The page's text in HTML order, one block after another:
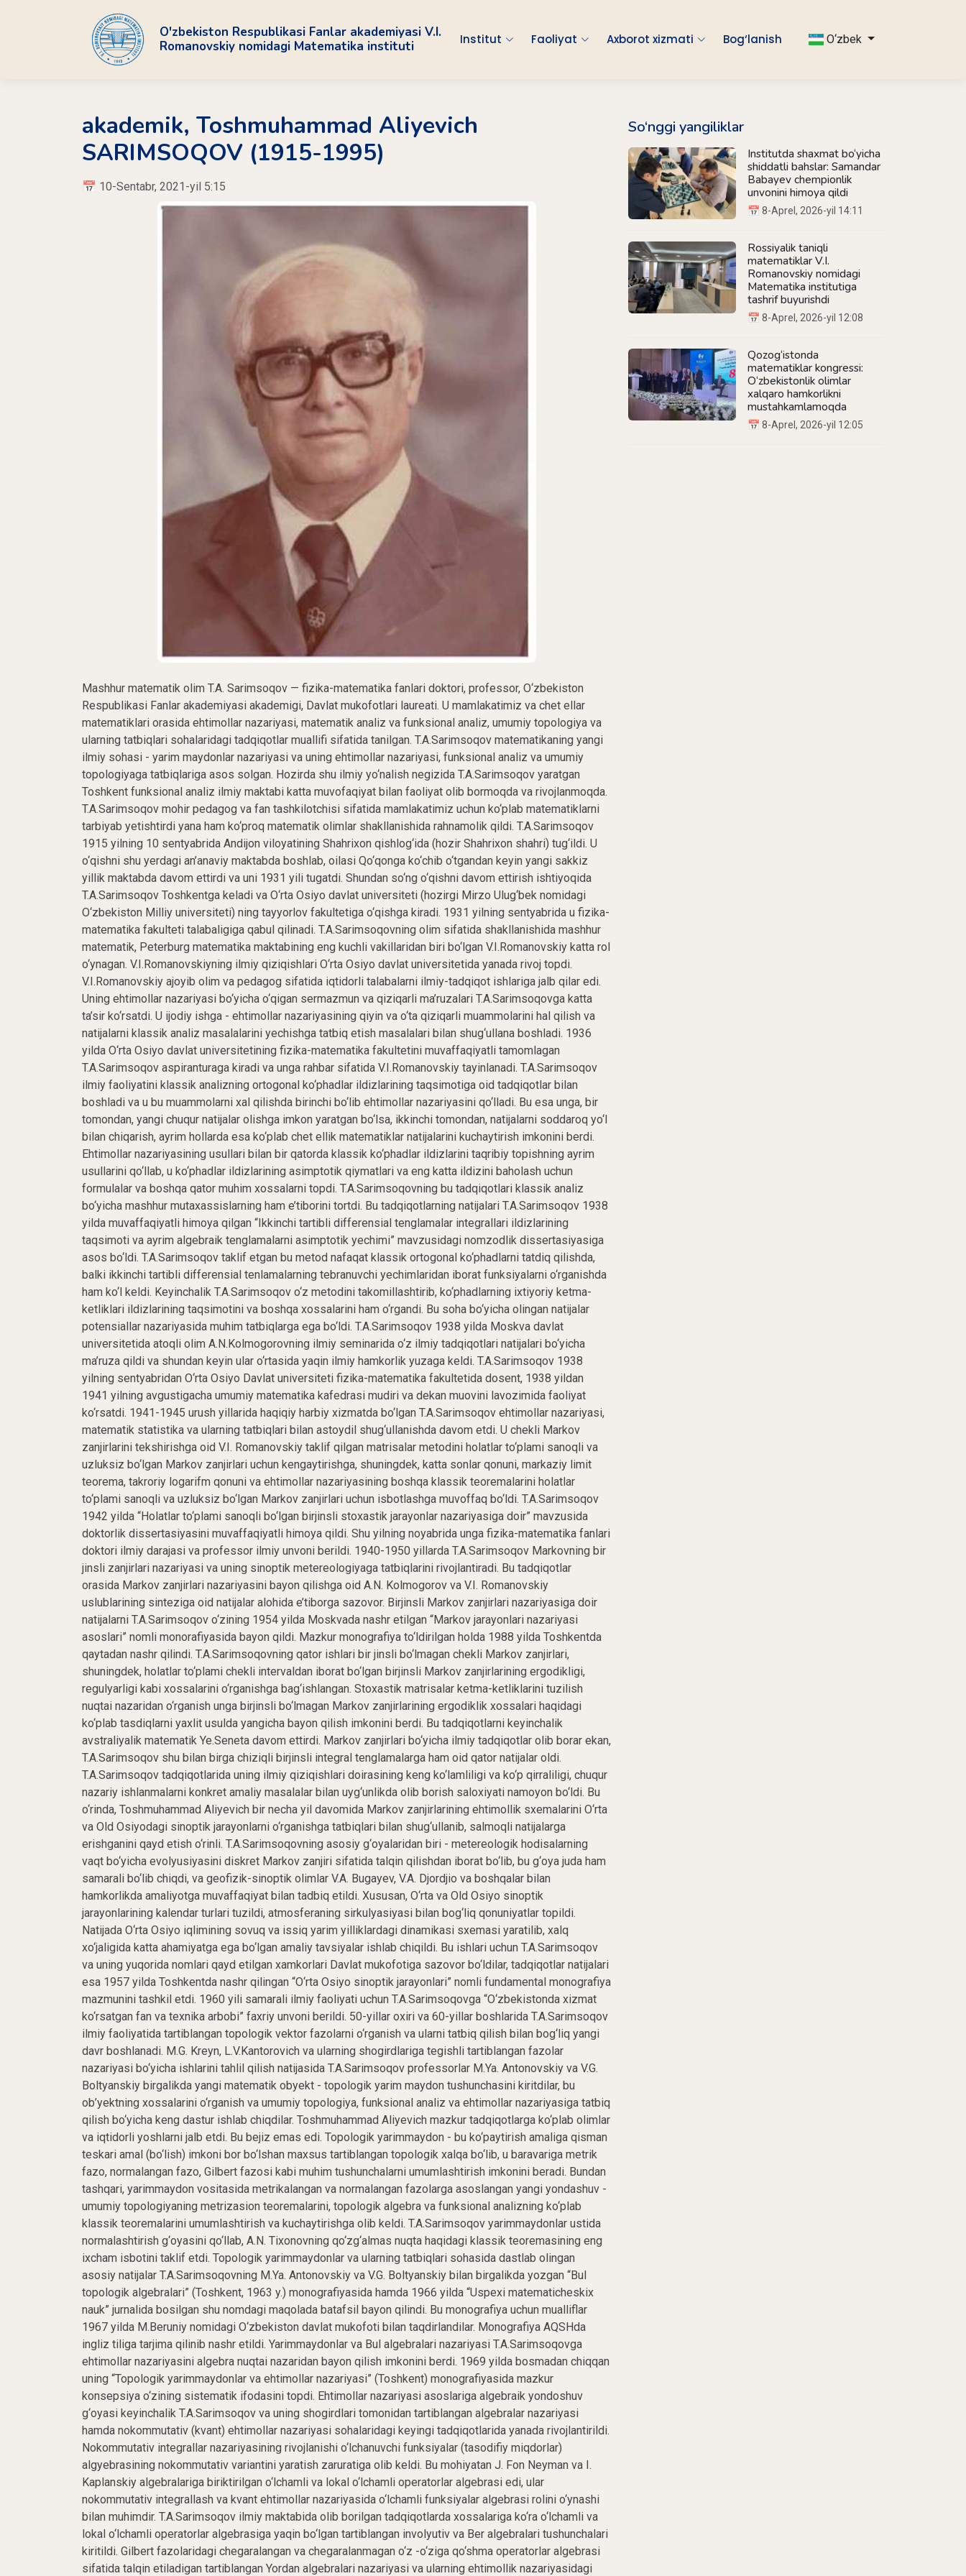
O'zbekiston Respublikasi Fanlar akademiyasi V.I.
Romanovskiy nomidagi Matematika instituti
Institut Faoliyat Axborot xizmati Bog‘lanish O‘zbek
akademik, Toshmuhammad Aliyevich
SARIMSOQOV (1915-1995)
📅 10-Sentabr, 2021-yil 5:15
Mashhur matematik olim T.A. Sarimsoqov — fizika-matematika fanlari doktori, professor, O‘zbekiston Respublikasi Fanlar akademiyasi akademigi, Davlat mukofotlari laureati. U mamlakatimiz va chet ellar matematiklari orasida ehtimollar nazariyasi, matematik analiz va funksional analiz, umumiy topologiya va ularning tatbiqlari sohalaridagi tadqiqotlar muallifi sifatida tanilgan. T.A.Sarimsoqov matematikaning yangi ilmiy sohasi - yarim maydonlar nazariyasi va uning ehtimollar nazariyasi, funksional analiz va umumiy topologiyaga tatbiqlariga asos solgan. Hozirda shu ilmiy yo‘nalish negizida T.A.Sarimsoqov yaratgan Toshkent funksional analiz ilmiy maktabi katta muvofaqiyat bilan faoliyat olib bormoqda va rivojlanmoqda. T.A.Sarimsoqov mohir pedagog va fan tashkilotchisi sifatida mamlakatimiz uchun ko‘plab matematiklarni tarbiyab yetishtirdi yana ham ko‘proq matematik olimlar shakllanishida rahnamolik qildi. T.A.Sarimsoqov 1915 yilning 10 sentyabrida Andijon viloyatining Shahrixon qishlog‘ida (hozir Shahrixon shahri) tug‘ildi. U o‘qishni shu yerdagi an’anaviy maktabda boshlab, oilasi Qo‘qonga ko‘chib o‘tgandan keyin yangi sakkiz yillik maktabda davom ettirdi va uni 1931 yili tugatdi. Shundan so‘ng o‘qishni davom ettirish ishtiyoqida T.A.Sarimsoqov Toshkentga keladi va O‘rta Osiyo davlat universiteti (hozirgi Mirzo Ulug‘bek nomidagi O‘zbekiston Milliy universiteti) ning tayyorlov fakultetiga o‘qishga kiradi. 1931 yilning sentyabrida u fizika-matematika fakulteti talabaligiga qabul qilinadi. T.A.Sarimsoqovning olim sifatida shakllanishida mashhur matematik, Peterburg matematika maktabining eng kuchli vakillaridan biri bo‘lgan V.I.Romanovskiy katta rol o‘ynagan. V.I.Romanovskiyning ilmiy qiziqishlari O‘rta Osiyo davlat universitetida yanada rivoj topdi. V.I.Romanovskiy ajoyib olim va pedagog sifatida iqtidorli talabalarni ilmiy-tadqiqot ishlariga jalb qilar edi. Uning ehtimollar nazariyasi bo‘yicha o‘qigan sermazmun va qiziqarli ma’ruzalari T.A.Sarimsoqovga katta ta’sir ko‘rsatdi. U ijodiy ishga - ehtimollar nazariyasining qiyin va o‘ta qiziqarli muammolarini hal qilish va natijalarni klassik analiz masalalarini yechishga tatbiq etish masalalari bilan shug‘ullana boshladi. 1936 yilda O‘rta Osiyo davlat universitetining fizika-matematika fakultetini muvaffaqiyatli tamomlagan T.A.Sarimsoqov aspiranturaga kiradi va unga rahbar sifatida V.I.Romanovskiy tayinlanadi. T.A.Sarimsoqov ilmiy faoliyatini klassik analizning ortogonal ko‘phadlar ildizlarining taqsimotiga oid tadqiqotlar bilan boshladi va u bu muammolarni xal qilishda birinchi bo‘lib ehtimollar nazariyasini qo‘lladi. Bu esa unga, bir tomondan, yangi chuqur natijalar olishga imkon yaratgan bo‘lsa, ikkinchi tomondan, natijalarni soddaroq yo‘l bilan chiqarish, ayrim hollarda esa ko‘plab chet ellik matematiklar natijalarini kuchaytirish imkonini berdi. Ehtimollar nazariyasining usullari bilan bir qatorda klassik ko‘phadlar ildizlarini taqribiy topishning ayrim usullarini qo‘llab, u ko‘phadlar ildizlarining asimptotik qiymatlari va eng katta ildizini baholash uchun formulalar va boshqa qator muhim xossalarni topdi. T.A.Sarimsoqovning bu tadqiqotlari klassik analiz bo‘yicha mashhur mutaxassislarning ham e’tiborini tortdi. Bu tadqiqotlarning natijalari T.A.Sarimsoqov 1938 yilda muvaffaqiyatli himoya qilgan “Ikkinchi tartibli differensial tenglamalar integrallari ildizlarining taqsimoti va ayrim algebraik tenglamalarni asimptotik yechimi” mavzusidagi nomzodlik dissertasiyasiga asos bo‘ldi. T.A.Sarimsoqov taklif etgan bu metod nafaqat klassik ortogonal ko‘phadlarni tatdiq qilishda, balki ikkinchi tartibli differensial tenlamalarning tebranuvchi yechimlaridan iborat funksiyalarni o‘rganishda ham ko‘l keldi. Keyinchalik T.A.Sarimsoqov o‘z metodini takomillashtirib, ko‘phadlarning ixtiyoriy ketma-ketliklari ildizlarining taqsimotini va boshqa xossalarini ham o‘rgandi. Bu soha bo‘yicha olingan natijalar potensiallar nazariyasida muhim tatbiqlarga ega bo‘ldi. T.A.Sarimsoqov 1938 yilda Moskva davlat universitetida atoqli olim A.N.Kolmogorovning ilmiy seminarida o‘z ilmiy tadqiqotlari natijalari bo‘yicha ma’ruza qildi va shundan keyin ular o‘rtasida yaqin ilmiy hamkorlik yuzaga keldi. T.A.Sarimsoqov 1938 yilning sentyabridan O‘rta Osiyo Davlat universiteti fizika-matematika fakultetida dosent, 1938 yildan 1941 yilning avgustigacha umumiy matematika kafedrasi mudiri va dekan muovini lavozimida faoliyat ko‘rsatdi. 1941-1945 urush yillarida haqiqiy harbiy xizmatda bo‘lgan T.A.Sarimsoqov ehtimollar nazariyasi, matematik statistika va ularning tatbiqlari bilan astoydil shug‘ullanishda davom etdi. U chekli Markov zanjirlarini tekshirishga oid V.I. Romanovskiy taklif qilgan matrisalar metodini holatlar to‘plami sanoqli va uzluksiz bo‘lgan Markov zanjirlari uchun kengaytirishga, shuningdek, katta sonlar qonuni, markaziy limit teorema, takroriy logarifm qonuni va ehtimollar nazariyasining boshqa klassik teoremalarini holatlar to‘plami sanoqli va uzluksiz bo‘lgan Markov zanjirlari uchun isbotlashga muvoffaq bo‘ldi. T.A.Sarimsoqov 1942 yilda “Holatlar to‘plami sanoqli bo‘lgan birjinsli stoxastik jarayonlar nazariyasiga doir” mavzusida doktorlik dissertasiyasini muvaffaqiyatli himoya qildi. Shu yilning noyabrida unga fizika-matematika fanlari doktori ilmiy darajasi va professor ilmiy unvoni berildi. 1940-1950 yillarda T.A.Sarimsoqov Markovning bir jinsli zanjirlari nazariyasi va uning sinoptik metereologiyaga tatbiqlarini rivojlantiradi. Bu tadqiqotlar orasida Markov zanjirlari nazariyasini bayon qilishga oid A.N. Kolmogorov va V.I. Romanovskiy uslublarining sinteziga oid natijalar alohida e’tiborga sazovor. Birjinsli Markov zanjirlari nazariyasiga doir natijalarni T.A.Sarimsoqov o‘zining 1954 yilda Moskvada nashr etilgan “Markov jarayonlari nazariyasi asoslari” nomli monorafiyasida bayon qildi. Mazkur monografiya to‘ldirilgan holda 1988 yilda Toshkentda qaytadan nashr qilindi. T.A.Sarimsoqovning qator ishlari bir jinsli bo‘lmagan chekli Markov zanjirlari, shuningdek, holatlar to‘plami chekli intervaldan iborat bo‘lgan birjinsli Markov zanjirlarining ergodikligi, regulyarligi kabi xossalarini o‘rganishga bag‘ishlangan. Stoxastik matrisalar ketma-ketliklarini tuzilish nuqtai nazaridan o‘rganish unga birjinsli bo‘lmagan Markov zanjirlarining ergodiklik xossalari haqidagi ko‘plab tasdiqlarni yaxlit usulda yangicha bayon qilish imkonini berdi. Bu tadqiqotlarni keyinchalik avstraliyalik matematik Ye.Seneta davom ettirdi. Markov zanjirlari bo‘yicha ilmiy tadqiqotlar olib borar ekan, T.A.Sarimsoqov shu bilan birga chiziqli birjinsli integral tenglamalarga ham oid qator natijalar oldi. T.A.Sarimsoqov tadqiqotlarida uning ilmiy qiziqishlari doirasining keng ko‘lamliligi va ko‘p qirraliligi, chuqur nazariy ishlanmalarni konkret amaliy masalalar bilan uyg‘unlikda olib borish saloxiyati namoyon bo‘ldi. Bu o‘rinda, Toshmuhammad Aliyevich bir necha yil davomida Markov zanjirlarining ehtimollik sxemalarini O‘rta va Old Osiyodagi sinoptik jarayonlarni o‘rganishga tatbiqlari bilan shug‘ullanib, salmoqli natijalarga erishganini qayd etish o‘rinli. T.A.Sarimsoqovning asosiy g‘oyalaridan biri - metereologik hodisalarning vaqt bo‘yicha evolyusiyasini diskret Markov zanjiri sifatida talqin qilishdan iborat bo‘lib, bu g‘oya juda ham samarali bo‘lib chiqdi, va geofizik-sinoptik olimlar V.A. Bugayev, V.A. Djordjio va boshqalar bilan hamkorlikda amaliyotga muvaffaqiyat bilan tadbiq etildi. Xususan, O‘rta va Old Osiyo sinoptik jarayonlarining kalendar turlari tuzildi, atmosferaning sirkulyasiyasi bilan bog‘liq qonuniyatlar topildi. Natijada O‘rta Osiyo iqlimining sovuq va issiq yarim yilliklardagi dinamikasi sxemasi yaratilib, xalq xo‘jaligida katta ahamiyatga ega bo‘lgan amaliy tavsiyalar ishlab chiqildi. Bu ishlari uchun T.A.Sarimsoqov va uning yuqorida nomlari qayd etilgan xamkorlari Davlat mukofotiga sazovor bo‘ldilar, tadqiqotlar natijalari esa 1957 yilda Toshkentda nashr qilingan “O‘rta Osiyo sinoptik jarayonlari” nomli fundamental monografiya mazmunini tashkil etdi. 1960 yili samarali ilmiy faoliyati uchun T.A.Sarimsoqovga “O‘zbekistonda xizmat ko‘rsatgan fan va texnika arbobi” faxriy unvoni berildi. 50-yillar oxiri va 60-yillar boshlarida T.A.Sarimsoqov ilmiy faoliyatida tartiblangan topologik vektor fazolarni o‘rganish va ularni tatbiq qilish bilan bog‘liq yangi davr boshlanadi. M.G. Kreyn, L.V.Kantorovich va ularning shogirdlariga tegishli tartiblangan fazolar nazariyasi bo‘yicha ishlarini tahlil qilish natijasida T.A.Sarimsoqov professorlar M.Ya. Antonovskiy va V.G. Boltyanskiy birgalikda yangi matematik obyekt - topologik yarim maydon tushunchasini kiritdilar, bu ob’yektning xossalarini o‘rganish va umumiy topologiya, funksional analiz va ehtimollar nazariyasiga tatbiq qilish bo‘yicha keng dastur ishlab chiqdilar. Toshmuhammad Aliyevich mazkur tadqiqotlarga ko‘plab olimlar va iqtidorli yoshlarni jalb etdi. Bu bejiz emas edi. Topologik yarimmaydon - bu ko‘paytirish amaliga qisman teskari amal (bo‘lish) imkoni bor bo‘lshan maxsus tartiblangan topologik xalqa bo‘lib, u baravariga metrik fazo, normalangan fazo, Gilbert fazosi kabi muhim tushunchalarni umumlashtirish imkonini beradi. Bundan tashqari, yarimmaydon vositasida metrikalangan va normalangan fazolarga asoslangan yangi yondashuv - umumiy topologiyaning metrizasion teoremalarini, topologik algebra va funksional analizning ko‘plab klassik teoremalarini umumlashtirish va kuchaytirishga olib keldi. T.A.Sarimsoqov yarimmaydonlar ustida normalashtirish g‘oyasini qo‘llab, A.N. Tixonovning qo‘zg‘almas nuqta haqidagi klassik teoremasining eng ixcham isbotini taklif etdi. Topologik yarimmaydonlar va ularning tatbiqlari sohasida dastlab olingan asosiy natijalar T.A.Sarimsoqovning M.Ya. Antonovskiy va V.G. Boltyanskiy bilan birgalikda yozgan “Bul topologik algebralari” (Toshkent, 1963 y.) monografiyasida hamda 1966 yilda “Uspexi matematicheskix nauk” jurnalida bosilgan shu nomdagi maqolada batafsil bayon qilindi. Bu monografiya uchun mualliflar 1967 yi
So‘nggi yangiliklar
Institutda shaxmat bo‘yicha
shiddatli bahslar: Samandar
Babayev chempionlik
unvonini himoya qildi
📅 8-Aprel, 2026-yil 14:11
Rossiyalik taniqli
matematiklar V.I.
Romanovskiy nomidagi
Matematika institutiga
tashrif buyurishdi
📅 8-Aprel, 2026-yil 12:08
Qozog‘istonda
matematiklar kongressi:
O‘zbekistonlik olimlar
xalqaro hamkorlikni
mustahkamlamoqda
📅 8-Aprel, 2026-yil 12:05